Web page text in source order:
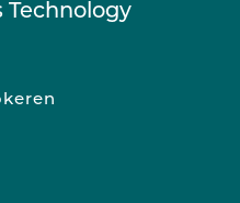
Technology